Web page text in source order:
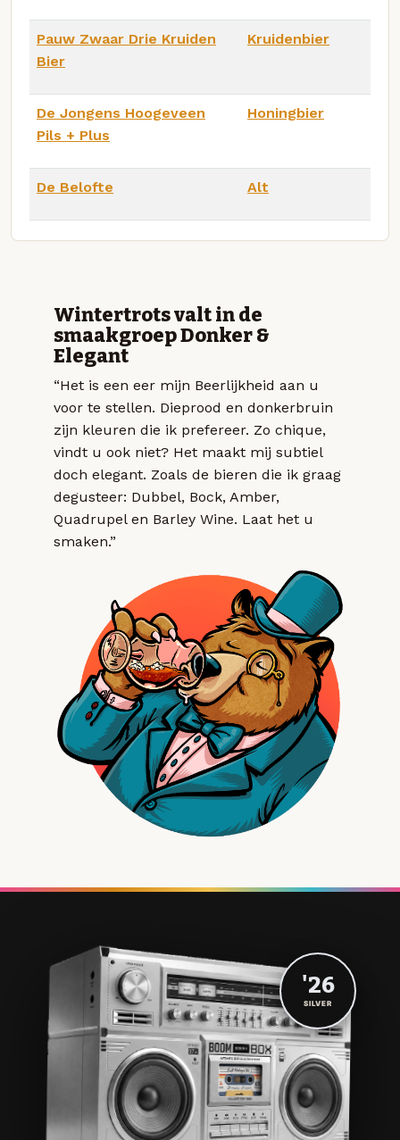
Pauw Zwaar Drie Kruiden
Bier
Kruidenbier
De Jongens Hoogeveen
Pils + Plus
Honingbier
De Belofte Alt
Wintertrots valt in de
smaakgroep Donker &
Elegant
“Het is een eer mijn Beerlijkheid aan u
voor te stellen. Dieprood en donkerbruin
zijn kleuren die ik prefereer. Zo chique,
vindt u ook niet? Het maakt mij subtiel
doch elegant. Zoals de bieren die ik graag
degusteer: Dubbel, Bock, Amber,
Quadrupel en Barley Wine. Laat het u
smaken.”
'26
SILVER